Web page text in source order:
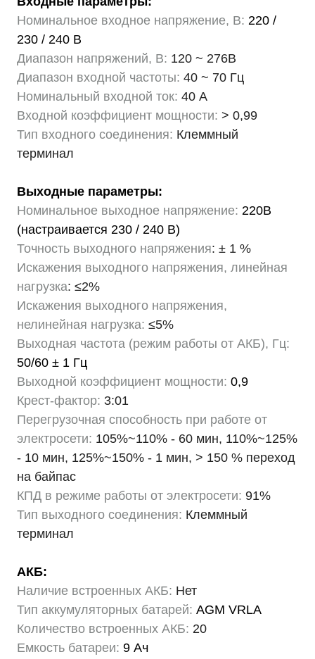
Номинальное входное напряжение, В: 220 /
230 / 240 В
Диапазон напряжений, В: 120 ~ 276В
Диапазон входной частоты: 40 ~ 70 Гц
Номинальный входной ток: 40 А
Входной коэффициент мощности: > 0,99
Тип входного соединения: Клеммный
терминал
Выходные параметры:
Номинальное выходное напряжение: 220В
(настраивается 230 / 240 В)
Точность выходного напряжения: ± 1 %
Искажения выходного напряжения, линейная
нагрузка: ≤2%
Искажения выходного напряжения,
нелинейная нагрузка: ≤5%
Выходная частота (режим работы от АКБ), Гц:
50/60 ± 1 Гц
Выходной коэффициент мощности: 0,9
Крест-фактор: 3:01
Перегрузочная способность при работе от
электросети: 105%~110% - 60 мин, 110%~125%
- 10 мин, 125%~150% - 1 мин, > 150 % переход
на байпас
КПД в режиме работы от электросети: 91%
Тип выходного соединения: Клеммный
терминал
АКБ:
Наличие встроенных АКБ: Нет
Тип аккумуляторных батарей: AGM VRLA
Количество встроенных АКБ: 20
Емкость батареи: 9 Ач